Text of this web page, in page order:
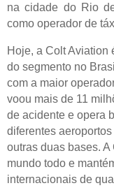
na cidade do Rio
como operador de
Hoje, a Colt Aviation
do segmento no
com a maior
voou mais de 11
de acidente e opera
diferentes
outras duas bases.
mundo todo e
internacionais de